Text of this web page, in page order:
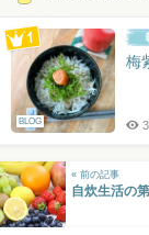
BLOG
梅
« 前の記事
自炊生活の